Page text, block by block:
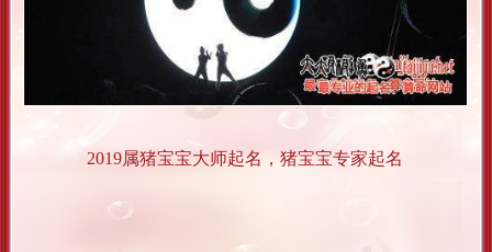
2019属猪宝宝大师起名，猪宝宝专家起名